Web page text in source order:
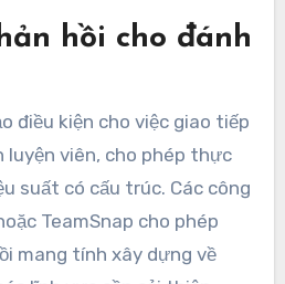
hồi cho đánh
điều kiện cho việc giao tiếp
luyện viên, cho phép thực
suất có cấu trúc. Các công
TeamSnap cho phép
mang tính xây dựng về